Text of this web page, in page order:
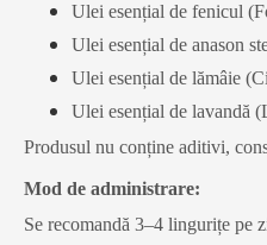
Ulei esențial de fenicul
Ulei esențial de anason
Ulei esențial de lămâie
Ulei esențial de lavandă
Produsul nu conține aditivi,
Mod de administrare:
Se recomandă 3–4 lingurițe pe